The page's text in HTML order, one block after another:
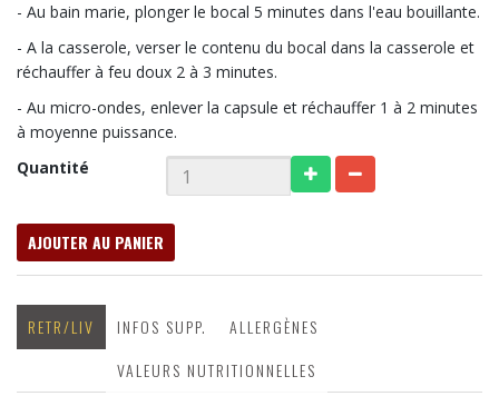
- Au bain marie, plonger le bocal 5 minutes dans l'eau bouillante.
- A la casserole, verser le contenu du bocal dans la casserole et
réchauffer à feu doux 2 à 3 minutes.
- Au micro-ondes, enlever la capsule et réchauffer 1 à 2 minutes
à moyenne puissance.
Quantité
AJOUTER AU PANIER
RETR/LIV INFOS SUPP.
ALLERGÈNES
VALEURS NUTRITIONNELLES